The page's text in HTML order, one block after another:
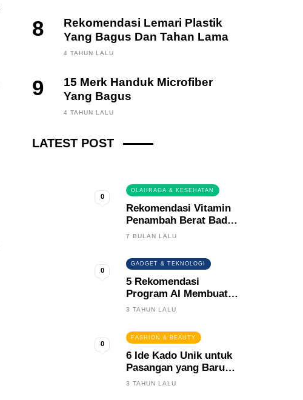
8
Rekomendasi Lemari Plastik
Yang Bagus Dan Tahan Lama
4 TAHUN LALU
9
15 Merk Handuk Microfiber
Yang Bagus
4 TAHUN LALU
LATEST POST
FINANCE, INVESTING
3 BULAN LALU
0
OLAHRAGA & KESEHATAN
Rekomendasi Vitamin
Penambah Berat Badan
Terbaik
7 BULAN LALU
0
GADGET & TEKNOLOGI
5 Rekomendasi
Program AI Membuat
Gambar Kartun Keren
3 TAHUN LALU
0
FASHION & BEAUTY
6 Ide Kado Unik untuk
Pasangan yang Baru
Menikah
3 TAHUN LALU